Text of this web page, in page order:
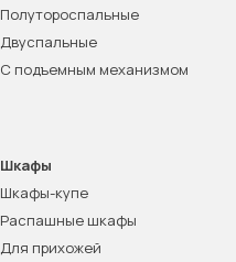
Полутороспальные
Двуспальные
С подъемным механизмом
Шкафы
Шкафы-купе
Распашные шкафы
Для прихожей